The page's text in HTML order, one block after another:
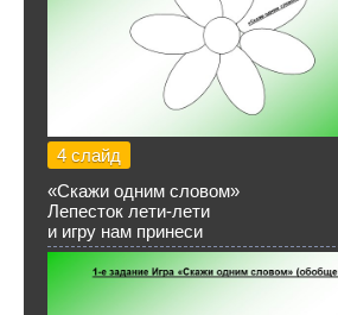
4 слайд
«Скажи одним словом»
Лепесток лети-лети
и игру нам принеси